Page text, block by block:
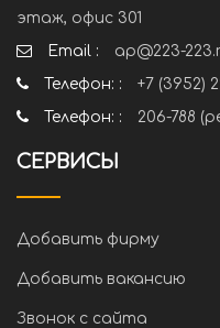
этаж, офис 301
Email :
ap@223-
Телефон: :
+7 (3952)
Телефон: :
206-788
СЕРВИСЫ
Добавить фирму
Добавить вакансию
Звонок с сайта